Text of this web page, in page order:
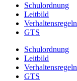
Schulordnung
Leitbild
Verhaltensregeln
GTS
Schulordnung
Leitbild
Verhaltensregeln
GTS